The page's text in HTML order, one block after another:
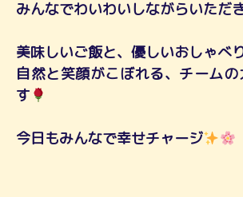
みんなでわいわいしながらいただ
美味しいご飯と、優しいおしゃべり
自然と笑顔がこぼれる、チーム
す
今日もみんなで幸せチャージ